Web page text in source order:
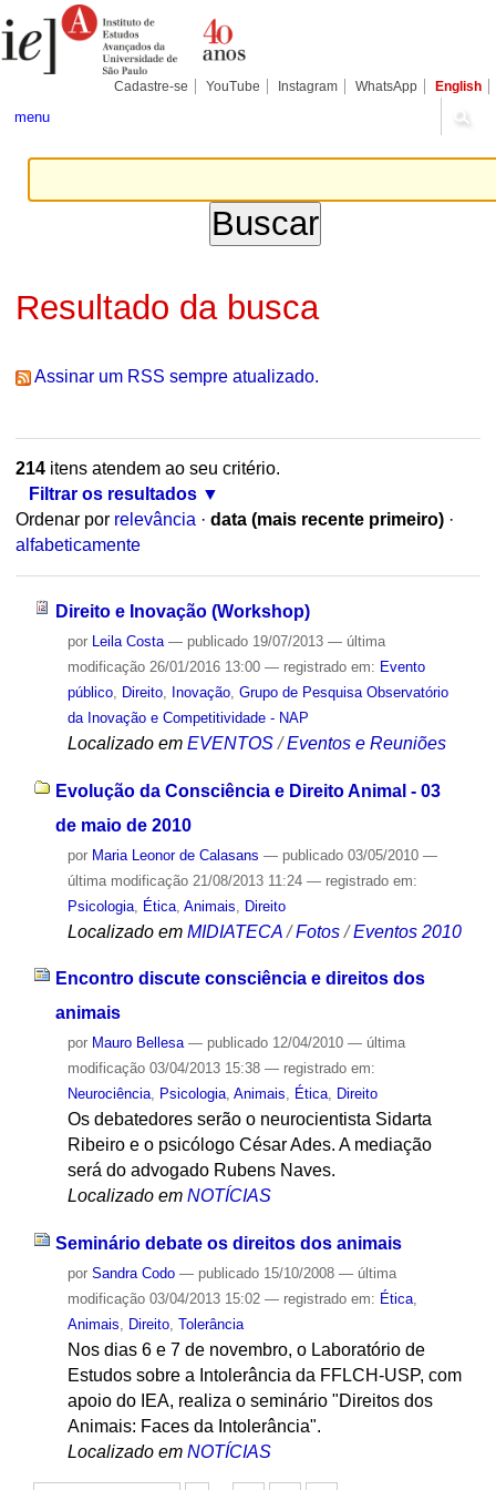
para
conteúdo.
Pessoais
Cadastre-se YouTube Instagram WhatsApp English
menu
Resultado da busca
Assinar um RSS sempre atualizado.
214itens atendem ao seu critério.
Filtrar os resultados
Ordenar por relevância · data (mais recente primeiro) ·
alfabeticamente
Direito e Inovação (Workshop)
por Leila Costa — publicado19/07/2013 — última
modificação26/01/2016 13:00 — registrado em: Evento
público, Direito, Inovação, Grupo de Pesquisa Observatório
da Inovação e Competitividade - NAP
Localizado em EVENTOS /Eventos e Reuniões
Evolução da Consciência e Direito Animal - 03
de maio de 2010
por Maria Leonor de Calasans — publicado03/05/2010 —
última modificação21/08/2013 11:24 — registrado em:
Psicologia, Ética, Animais Direito
Localizado em MIDIATECA /Fotos /Eventos 2010
Encontro discute consciência e direitos dos
animais
por Mauro Bellesa — publicado12/04/2010 — última
modificação03/04/2013 15:38 — registrado em:
Neurociência, Psicologia, Animais, Ética, Direito
Os debatedores serão o neurocientista Sidarta
Ribeiro e o psicólogo César Ades. A mediação
será do advogado Rubens Naves.
Localizado em NOTÍCIAS
Seminário debate os direitos dos animais
por Sandra Codo — publicado15/10/2008 — última
modificação03/04/2013 15:02 — registrado em: Ética,
Animais, Direito, Tolerância
Nos dias 6 e 7 de novembro, o Laboratório de
Estudos sobre a Intolerância da FFLCH-USP, com
apoio do IEA, realiza o seminário "Direitos dos
Animais: Faces da Intolerância".
Localizado em NOTÍCIAS